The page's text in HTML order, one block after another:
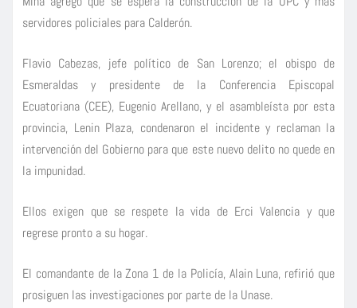
servidores policiales para Calderón.
Flavio Cabezas, jefe político de San Lorenzo; el obispo de
Esmeraldas y presidente de la Conferencia Episcopal
Ecuatoriana (CEE), Eugenio Arellano, y el asambleísta por esta
provincia, Lenin Plaza, condenaron el incidente y reclaman la
intervención del Gobierno para que este nuevo delito no quede en
la impunidad.
Ellos exigen que se respete la vida de Erci Valencia y que
regrese pronto a su hogar.
El comandante de la Zona 1 de la Policía, Alain Luna, refirió que
prosiguen las investigaciones por parte de la Unase.